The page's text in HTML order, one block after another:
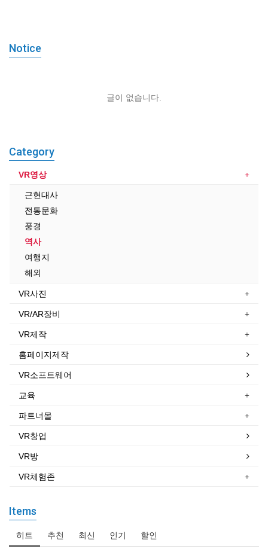
Notice
글이 없습니다.
Category
VR영상
근현대사
전통문화
풍경
역사
여행지
해외
VR사진
VR/AR장비
VR제작
홈페이지제작
VR소프트웨어
교육
파트너몰
VR창업
VR방
VR체험존
Items
히트 추천 최신 인기 할인